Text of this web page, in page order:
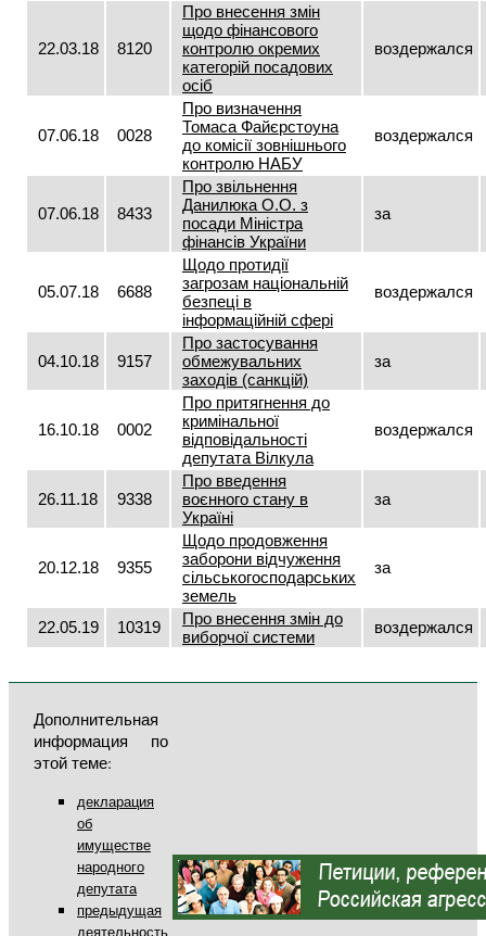
22.03.18 8120
Про внесення змін
щодо фінансового
контролю окремих
категорій посадових
осіб
воздержался
07.06.18 0028
Про визначення
Томаса Файєрстоуна
до комісії зовнішнього
контролю НАБУ
воздержался
07.06.18 8433
Про звільнення
Данилюка О.О. з
посади Міністра
фінансів України
за
05.07.18 6688
Щодо протидії
загрозам національній
безпеці в
інформаційній сфері
воздержался
04.10.18 9157
Про застосування
обмежувальних
заходів (санкцій)
за
16.10.18 0002
Про притягнення до
кримінальної
відповідальності
депутата Вілкула
воздержался
26.11.18 9338
Про введення
воєнного стану в
Україні
за
20.12.18 9355
Щодо продовження
заборони відчуження
сільськогосподарських
земель
за
22.05.19 10319
Про внесення змін до
виборчої системи
воздержался
Дополнительная
информация по
этой теме:
декларация
об
имуществе
народного
депутата
предыдущая
деятельность